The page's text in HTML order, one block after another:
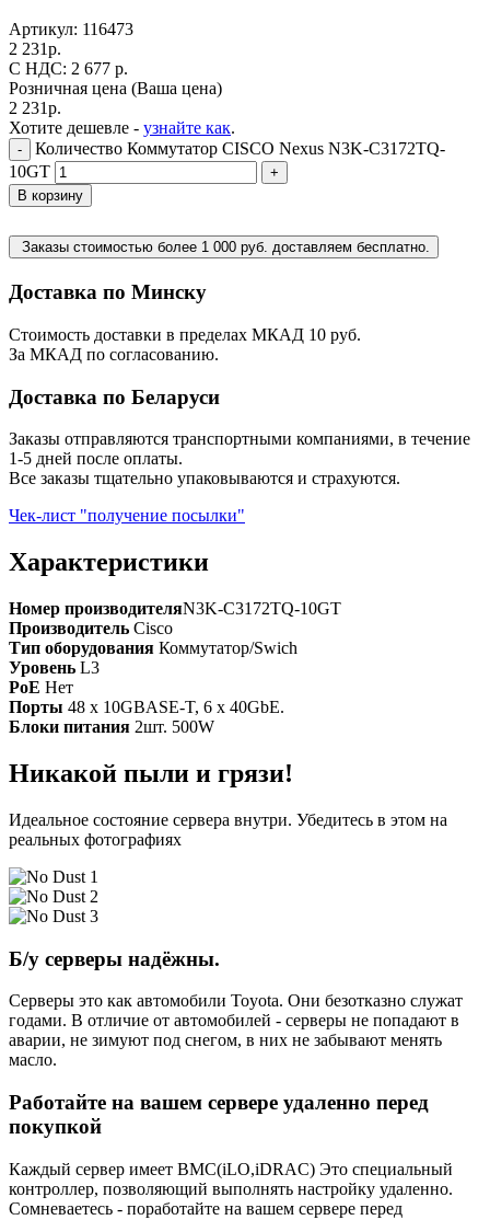
Артикул: 116473
2 231р.
C НДС: 2 677 р.
Розничная цена (Ваша цена)
2 231р.
Хотите дешевле - узнайте как.
-
Количество Коммутатор CISCO Nexus N3K-C3172TQ-
10GT
+
В корзину
Заказы стоимостью более 1 000 руб. доставляем бесплатно.
Доставка по Минску
Стоимость доставки в пределах МКАД 10 руб.
За МКАД по согласованию.
Доставка по Беларуси
Заказы отправляются транспортными компаниями, в течение
1-5 дней после оплаты.
Все заказы тщательно упаковываются и страхуются.
Чек-лист "получение посылки"
Характеристики
Номер производителяN3K-C3172TQ-10GT
Производитель Cisco
Тип оборудования Коммутатор/Swich
Уровень L3
PoE Нет
Порты 48 x 10GBASE-T, 6 x 40GbE.
Блоки питания 2шт. 500W
Никакой пыли и грязи!
Идеальное состояние сервера внутри. Убедитесь в этом на
реальных фотографиях
Б/у серверы надёжны.
Серверы это как автомобили Toyota. Они безотказно служат
годами. В отличие от автомобилей - серверы не попадают в
аварии, не зимуют под снегом, в них не забывают менять
масло.
Работайте на вашем сервере удаленно перед
покупкой
Каждый сервер имеет BMC(iLO,iDRAC) Это специальный
контроллер, позволяющий выполнять настройку удаленно.
Сомневаетесь - поработайте на вашем сервере перед